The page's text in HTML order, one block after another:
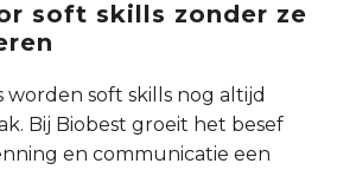
soft skills zonder ze
worden soft skills nog altijd
Bij Biobest groeit het besef
en communicatie een